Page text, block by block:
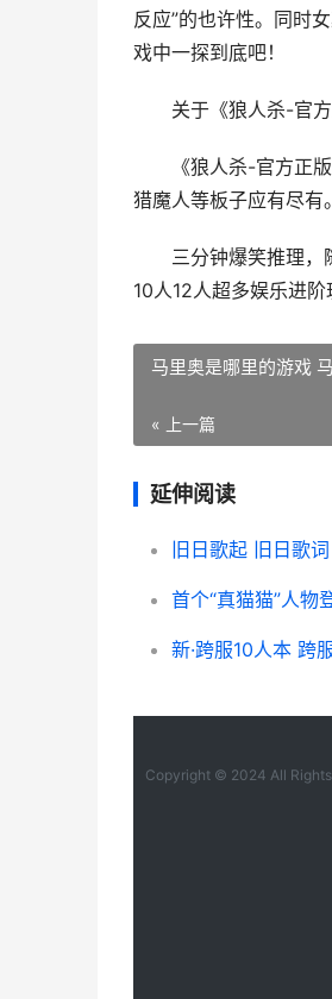
反应”的也许性。同时
戏中一探到底吧！
关于《狼人杀-官
《狼人杀-官方正版
猎魔人等板子应有尽有。
三分钟爆笑推理，随
10人12人超多娱乐进
马里奥是哪里的游戏
« 上一篇
延伸阅读
旧日歌起 旧日歌词
首个“真猫猫”人物
新·跨服10人本 跨
Copyright © 2024 All